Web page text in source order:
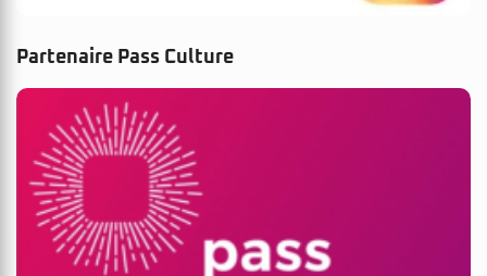
Partenaire Pass Culture